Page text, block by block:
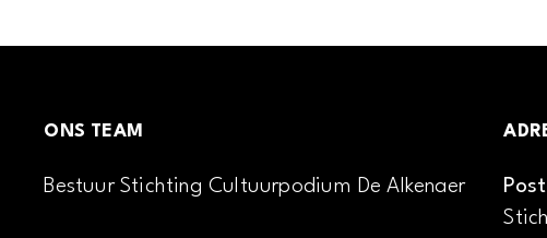
ONS TEAM
Bestuur Stichting Cultuurpodium De Alkenaer